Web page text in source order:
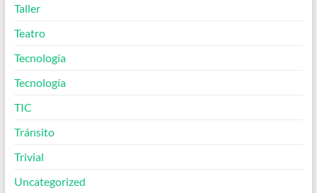
Taller
Teatro
Tecnología
Tecnología
TIC
Tránsito
Trivial
Uncategorized